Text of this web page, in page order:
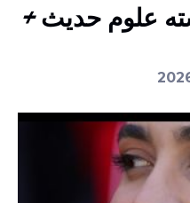
علوم حدیث +